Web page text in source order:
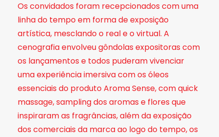
Os convidados foram recepcionados com uma
linha do tempo em forma de exposição
artística, mesclando o real e o virtual. A
cenografia envolveu gôndolas expositoras com
os lançamentos e todos puderam vivenciar
uma experiência imersiva com os óleos
essenciais do produto Aroma Sense, com quick
massage, sampling dos aromas e flores que
inspiraram as fragrâncias, além da exposição
dos comerciais da marca ao logo do tempo, os